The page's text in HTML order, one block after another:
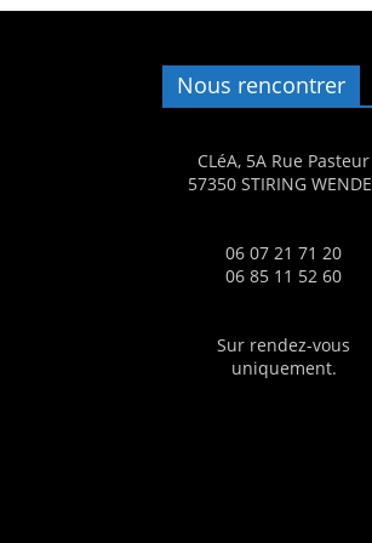
Nous rencontrer
CLéA, 5A Rue Pasteur
57350 STIRING
06 07 21 71 20
06 85 11 52 60
Sur rendez-vous
uniquement.